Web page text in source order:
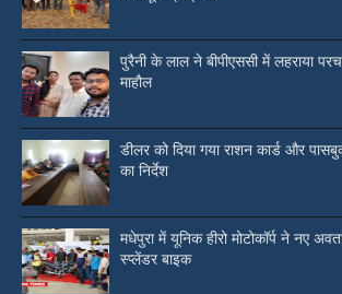
पुरैनी के लाल ने बीपीएससी में लहराया
माहौल
डीलर को दिया गया राशन कार्ड और
का निर्देश
मधेपुरा में यूनिक हीरो मोटोकॉर्प ने नए
स्प्लेंडर बाइक